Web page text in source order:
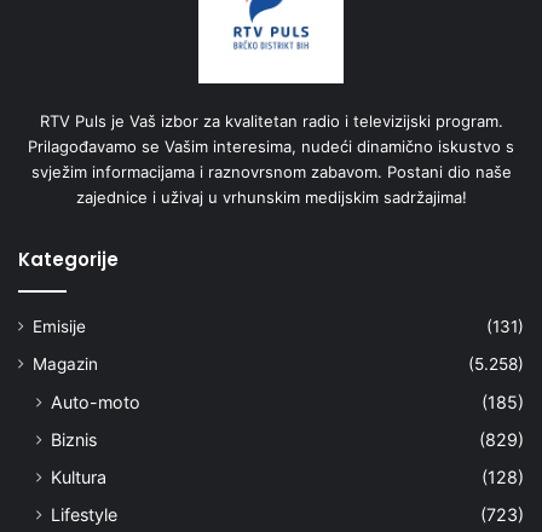
RTV Puls je Vaš izbor za kvalitetan radio i televizijski program.
Prilagođavamo se Vašim interesima, nudeći dinamično iskustvo s
svježim informacijama i raznovrsnom zabavom. Postani dio naše
zajednice i uživaj u vrhunskim medijskim sadržajima!
Kategorije
Emisije
(131)
Magazin
(5.258)
Auto-moto
(185)
Biznis
(829)
Kultura
(128)
Lifestyle
(723)